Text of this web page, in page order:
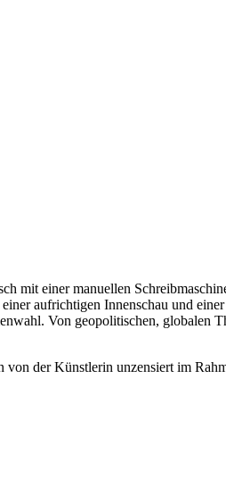
mit einer manuellen
aufrichtigen Innenschau und
Von geopolitischen, globalen
der Künstlerin unzensiert im